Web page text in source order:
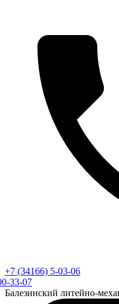
+7 (34166) 5-03-06
33-07
Балезинский литейно-